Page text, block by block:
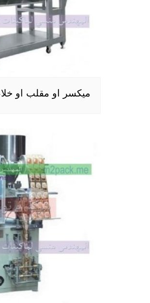
ميكسر او مقلب او